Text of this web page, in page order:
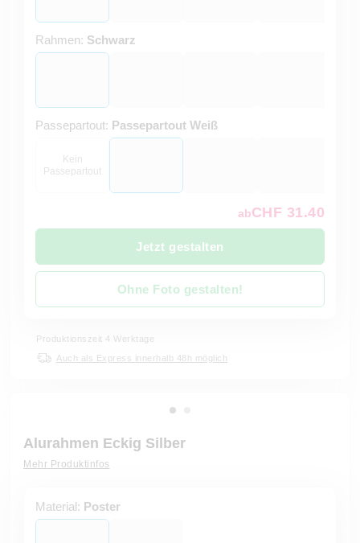
Rahmen: Schwarz
Passepartout: Passepartout Weiß
Kein
Passepartout
abCHF 31.40
Jetzt gestalten
Ohne Foto gestalten!
Produktionszeit 4 Werktage
Auch als Express innerhalb 48h möglich
Alurahmen Eckig Silber
Mehr Produktinfos
Material: Poster